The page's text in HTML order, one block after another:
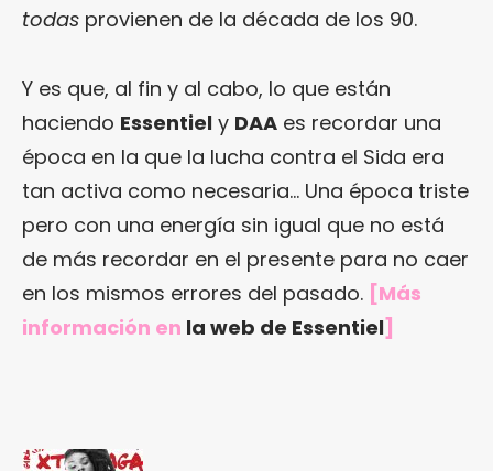
todas provienen de la década de los 90.
Y es que, al fin y al cabo, lo que están
haciendo Essentiel y DAA es recordar una
época en la que la lucha contra el Sida era
tan activa como necesaria… Una época triste
pero con una energía sin igual que no está
de más recordar en el presente para no caer
en los mismos errores del pasado. [Más
información en la web de Essentiel]